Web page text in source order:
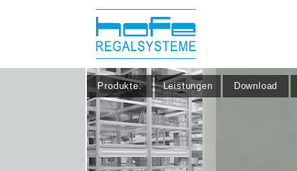
Produkte: Leistungen Download